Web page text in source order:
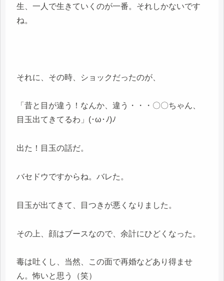
生、一人で生きていくのが一番。それしかないです
ね。
それに、その時、ショックだったのが、
「昔と目が違う！なんか、違う・・・〇〇ちゃん、
目玉出てきてるわ」(･ω･ﾉ)ﾉ
出た！目玉の話だ。
バセドウですからね。バレた。
目玉が出てきて、目つきが悪くなりました。
その上、顔はブースなので、余計にひどくなった。
毒は吐くし、当然、この面で再婚などあり得ませ
ん。怖いと思う（笑）